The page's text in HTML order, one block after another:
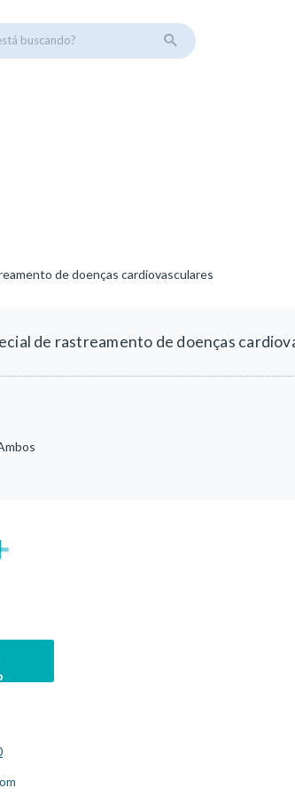
buscando?
de doenças cardiovasculares
de rastreamento de doenças